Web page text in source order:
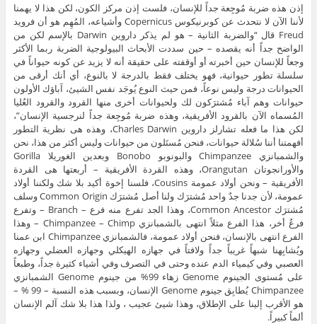
إذن هذه ضربة مُوجِعة جداً للإنسان، فلست إذن مركز الكون، لكن هذا لا يهمنا
لأننا الآن لا نتحدث عن كوبرنيكوس Copernicus وأشياعه، المُهِم هو أن فرويد
Freud قال “والضربة الثانية – هو لم يذكر داروين Darwin بالإسم لكن من
الواضح جداً أنه يقصده – حين سددت الأبحاث البيولوجية الضربة ربما الأكثر
وجعاً للإنسان حين أخبرته أو أوقفته على حقيقة أنه لا يزيد عن كونه حيواناً في
سلسلة تطور حيوانية، فهو يختلف فقط بالدرجة لا بالنوع، أي أنك أرقى من
الحيوانات درجة وليس نوعاً، فمن حيث النوع يُوجَد نفس الشيئ، آباؤك الأولون
حيوانات وهم آباء مُشترَكون لك ولحيوانات أخرى منها القرود والقرود العُليا
المُسماه الآن بالقرود الأفريقية، وهذه ضربة مُوجِعة جداً لنرجسية الإنسان”،
لكن هذا ما فعله تشارلز داروين Charles Darwin، وهذه هى نظرية التطور
أفهمتنا أننا سُلالة حيوانات، فنحن مُستَلون من حيوانات وليس أكثر من هذا، نحن
والشمبانزي Chimpanzee والبونوبو Bonobo وبعدين الغوريلا Gorilla
والأورانجوتان Orangutan، وهذه القردة الأفريقية – أربعتها هى القردة
الأفريقية – ونحن أولاد عمومة Cousins، فلسنا إخوة أكيد بلا شك ولكننا أولاد
عمومة، لأن جدنا جدٌ واحد مُشترَك ولنا أصل مُشترَك Common Origin وسلف
مُشترَك Common Ancestor، وهذا الجد تفرع منه فرع – Branch – وتفرع
فرعٌ أخر، هذا الفرع مثلاً انتهى بالشمبانزي Chimpanzee – Chimp – وهذا
الفرع انتهى بالإنسان، فنحن أولاد عمومة، فالشمبانزي Chimpanzee ابن عمنا
ويُشابِهنا شبهاً غريباً جداً ولافتاً في جهازه الهيكلي وجهازه العضلي وجهازه
العصبي وفي كيمياء الدم عنده وحتى في التصرف وفي أشياء كثيرة جداً، وطبعاً
على مُستوى الجينوم Genome زهاء 99% من جينوم Genome الشمبانزي
Chimpanzee يُطابِق جينوم Genome الإنسان، وبسبب هذه النسبة – 99 % –
هو الأقرب إلينا على الإطلاق، وهذا شيئ عجيب ، ولذا هذا بلا شك آلم الإنسان
ألماً كبيراً.